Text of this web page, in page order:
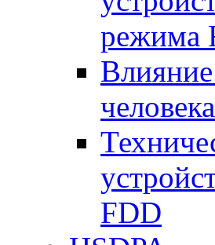
режима
человека
FDD